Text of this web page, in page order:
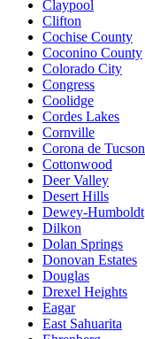
Claypool
Clifton
Cochise County
Coconino County
Colorado City
Congress
Coolidge
Cordes Lakes
Cornville
Corona de Tucson
Cottonwood
Deer Valley
Desert Hills
Dewey-Humboldt
Dilkon
Dolan Springs
Donovan Estates
Douglas
Drexel Heights
Eagar
East Sahuarita